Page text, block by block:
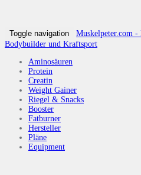
Toggle navigation
Muskelpeter.com -
Bodybuilder und Kraftsport
Aminosäuren
Protein
Creatin
Weight Gainer
Riegel & Snacks
Booster
Fatburner
Hersteller
Pläne
Equipment